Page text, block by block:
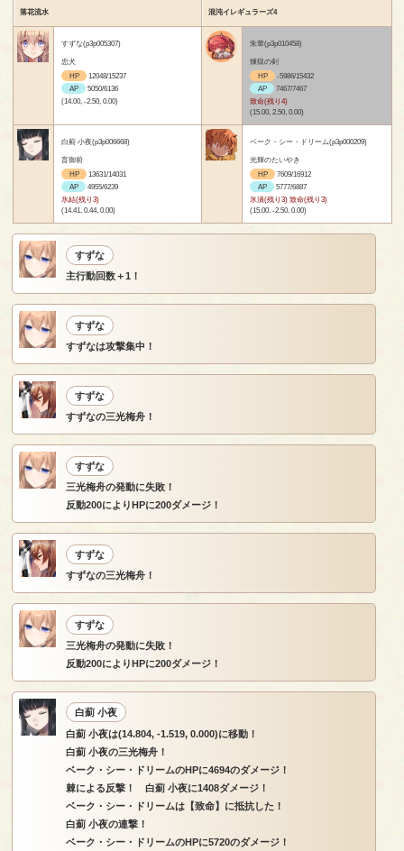
落花流水 混沌イレギュラーズ4
すずな(p3p005307)
忠犬
HP
12048/15237
AP
5050/6136
(14.00, -2.50, 0.00)
朱華(p3p010458)
煉獄の剣
HP
-5986/15432
AP
7467/7467
致命(残り4)
(15.00, 2.50, 0.00)
白薊 小夜(p3p006668)
盲御前
HP
13631/14031
AP
4955/6239
氷結(残り3)
(14.41, 0.44, 0.00)
ベーク・シー・ドリーム(p3p000209)
光輝のたいやき
HP
7609/16912
AP
5777/6887
氷漬(残り3) 致命(残り3)
(15.00, -2.50, 0.00)
すずな
主行動回数＋1！
すずな
すずなは攻撃集中！
すずな
すずなの三光梅舟！
すずな
三光梅舟の発動に失敗！
反動200によりHPに200ダメージ！
すずな
すずなの三光梅舟！
すずな
三光梅舟の発動に失敗！
反動200によりHPに200ダメージ！
白薊 小夜
白薊 小夜は(14.804, -1.519, 0.000)に移動！
白薊 小夜の三光梅舟！
ベーク・シー・ドリームのHPに4694のダメージ！
棘による反撃！ 白薊 小夜に1408ダメージ！
ベーク・シー・ドリームは【致命】に抵抗した！
白薊 小夜の連撃！
ベーク・シー・ドリームのHPに5720のダメージ！